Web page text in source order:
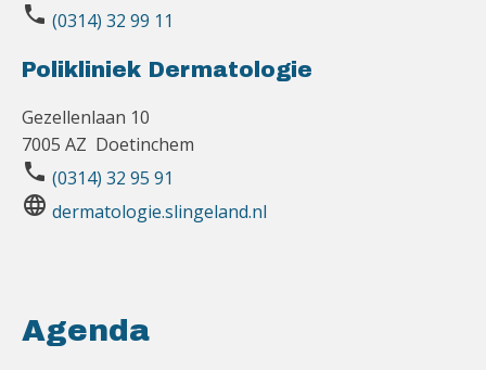
phone (0314) 32 99 11
Polikliniek Dermatologie
Gezellenlaan 10
7005 AZ Doetinchem
phone (0314) 32 95 91
language dermatologie.slingeland.nl
Agenda